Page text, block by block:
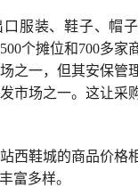
服装、鞋子、帽
个摊位和700多家
之一，但其安保管
市场之一。这让采
西鞋城的商品价格
富多样。